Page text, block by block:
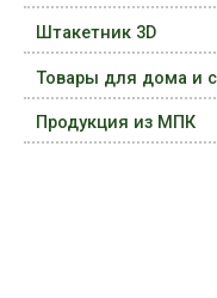
Штакетник 3D
Товары для дома и
Продукция из МПК